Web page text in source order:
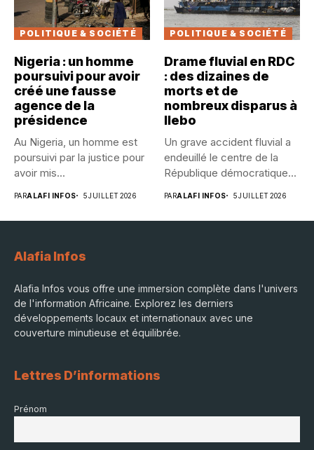
POLITIQUE & SOCIÉTÉ
Nigeria : un homme
poursuivi pour avoir
créé une fausse
agence de la
présidence
Au Nigeria, un homme est
poursuivi par la justice pour
avoir mis...
PARALAFI INFOS 5 JUILLET 2026
POLITIQUE & SOCIÉTÉ
Drame fluvial en RDC
: des dizaines de
morts et de
nombreux disparus à
Ilebo
Un grave accident fluvial a
endeuillé le centre de la
République démocratique...
PARALAFI INFOS 5 JUILLET 2026
Alafia Infos
Alafia Infos vous offre une immersion complète dans l'univers
de l'information Africaine. Explorez les derniers
développements locaux et internationaux avec une
couverture minutieuse et équilibrée.
Lettres D’informations
Prénom